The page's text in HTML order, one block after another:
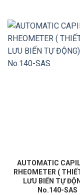
AUTOMATIC
RHEOMETER (
LƯU BIẾN TỰ
No.140-SAS